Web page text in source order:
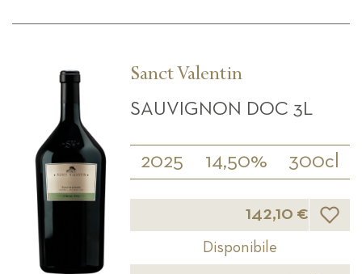
Sanct Valentin
SAUVIGNON DOC 3L
2025 14,50% 300cl
142,10 €
Disponibile